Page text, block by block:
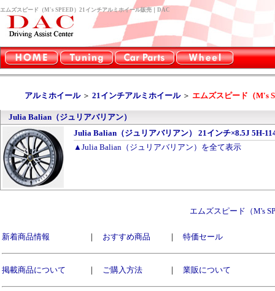
エムズスピード（M's SPEED）21インチアルミホイール販売｜DAC
アルミホイール＞ 21インチアルミホイール＞ エムズスピード（M's
Julia Balian（ジュリアバリアン）
Julia Balian（ジュリアバリアン） 21インチ×8.5J 5H-
▲Julia Balian（ジュリアバリアン）を全て表示
エムズスピード（M's
新着商品情報 ｜ おすすめ商品 ｜ 特価セール
掲載商品について ｜ ご購入方法 ｜ 業販について